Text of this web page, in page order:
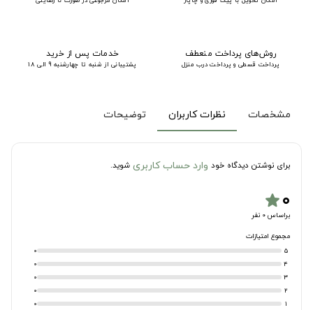
روش‌های پرداخت منعطف
پرداخت قسطی و پرداخت درب منزل
خدمات پس از خرید
پشتیبانی از شنبه تا چهارشنبه 9 الی 18
مشخصات نظرات کاربران توضیحات
برای نوشتن دیدگاه خود وارد حساب کاربری شوید.
۰star
براساس 0 نفر
مجموع امتیازات
5
0
4
0
3
0
2
0
1
0